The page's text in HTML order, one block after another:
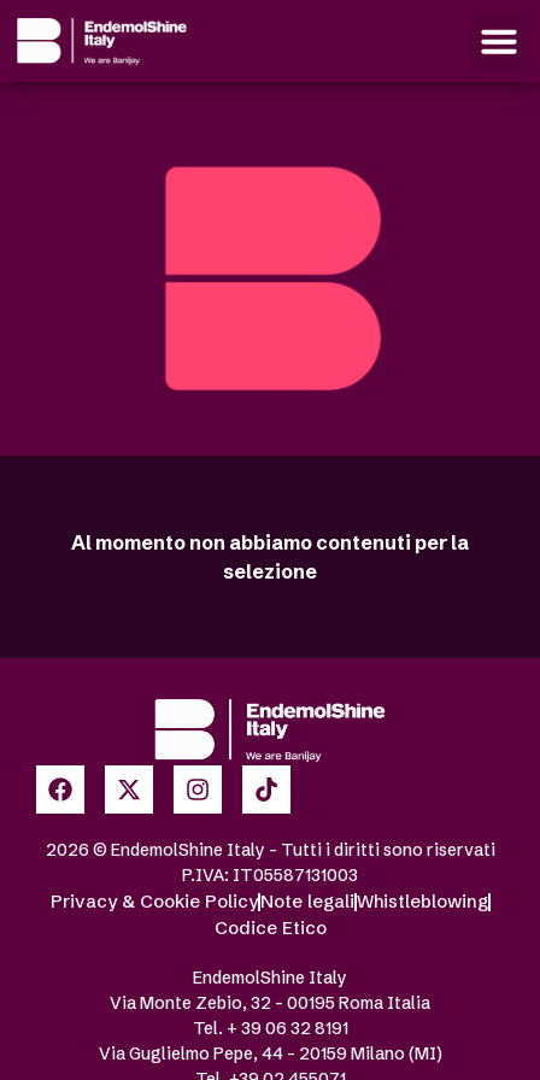
Al momento non abbiamo contenuti per la
selezione
2026 © EndemolShine Italy – Tutti i diritti sono riservati
P.IVA: IT05587131003
Privacy & Cookie PolicyNote legaliWhistleblowing
Codice Etico
EndemolShine Italy
Via Monte Zebio, 32 – 00195 Roma Italia
Tel. + 39 06 32 8191
Via Guglielmo Pepe, 44 – 20159 Milano (MI)